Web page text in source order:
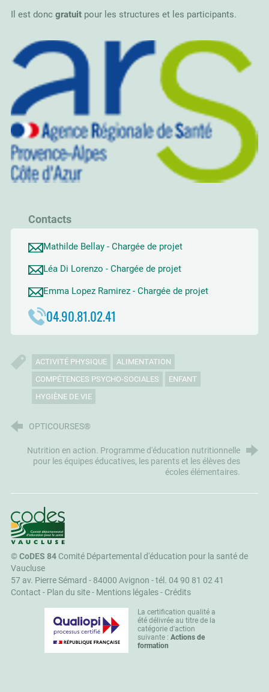
Il est donc gratuit pour les structures et les participants.
Contacts
Mathilde Bellay - Chargée de projet
Léa Di Lorenzo - Chargée de projet
Emma Lopez Ramirez - Chargée de projet
04.90.81.02.41
ACTIVITÉ PHYSIQUE
ALIMENTATION
COMPÉTENCES PSYCHO-SOCIALES
ENFANT
HYGIÈNE DE VIE
OPTICOURSES®
Nutrition en action. Programme d'éducation nutritionnelle
pour les équipes éducatives, les parents et les élèves des
écoles élémentaires.
CoDES 84
©CoDES 84Comité Départemental d'éducation pour la santé de
Vaucluse
57 av. Pierre Sémard - 84000 Avignon -tél. 04 90 81 02 41
Contact - Plan du site- Mentions légales- Crédits
La certification qualité a
été délivrée au titre de la
catégorie d'action
suivante : Actions de
formation